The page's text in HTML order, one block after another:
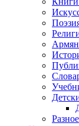
Разное